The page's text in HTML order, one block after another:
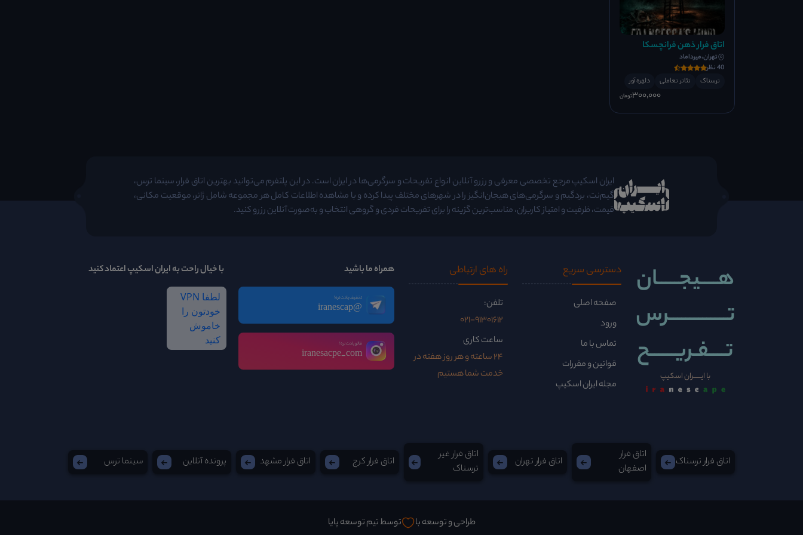
اتاق فرار ذهن فرانچسکا
تهران،میرداماد
40 نظر
ترسناک
تئاتر تعاملی دلهره آور
300٬000تومان
ایران اسکیپ مرجع تخصصی معرفی و رزرو آنلاین انواع تفریحات و سرگرمی‌ها در ایران است. در این پلتفرم می‌توانید بهترین اتاق فرار، سینما ترس،
گیم‌نت، بردگیم و سرگرمی‌های هیجان‌انگیز را در شهرهای مختلف پیدا کرده و با مشاهده اطلاعات کامل هر مجموعه شامل ژانر، موقعیت مکانی،
قیمت، ظرفیت و امتیاز کاربران، مناسب‌ترین گزینه را برای تفریحات فردی و گروهی انتخاب و به‌صورت آنلاین رزرو کنید.
هــــیجـــــان
تــــــــــــــرس
تــــفـریــــــح
با ایــــــران اسکیپ
دسترسی سریع
صفحه اصلی
ورود
تماس با ما
قوانین و مقررات
مجله ایران اسکیپ
راه ‌های ارتباطی
تلفن:
021-91301612
ساعت کاری
24 ساعته و هر روز هفته در
خدمت شما هستیم
همراه ما باشید
تخفیف یادت نره!
@iranescap
فالو یادت نره!
iranesacpe_com
با خیال راحت به ایران اسکیپ اعتماد کنید
لطفا VPN
خودتون را
خاموش
کنید
اتاق فرار ترسناک
اتاق فرار
اصفهان
اتاق فرار تهران
اتاق فرار غیر
ترسناک
اتاق فرار کرج اتاق فرار مشهد پرونده آنلاین سینما ترس
طراحی و توسعه با توسط تیم توسعه پایا